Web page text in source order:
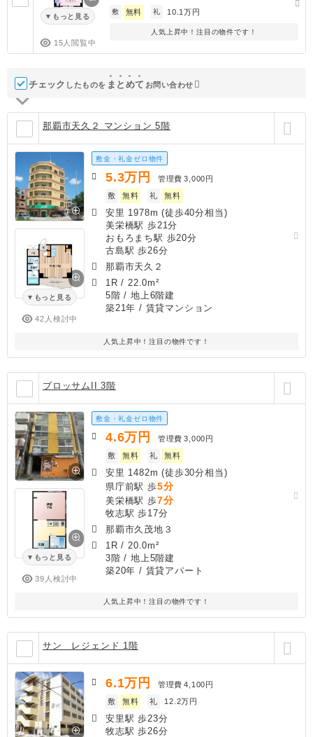
もっと見る
15人閲覧中
敷 無料 礼 10.1万円
人気上昇中！注目の物件です！
チェック したものを ま と めて お問い合わせ
那覇市天久２ マンション 5階
もっと見る
42人検討中
敷金・礼金ゼロ物件
5.3万円 管理費 3,000円
敷
無料 礼 無料
安里 1978m (徒歩40分相当)
美栄橋駅 歩21分
おもろまち駅 歩20分
古島駅 歩26分
那覇市天久２
1R / 22.0m²
5階 / 地上6階建
築21年 / 賃貸マンション
人気上昇中！注目の物件です！
ブロッサムII 3階
もっと見る
39人検討中
敷金・礼金ゼロ物件
4.6万円 管理費 3,000円
敷
無料 礼 無料
安里 1482m (徒歩30分相当)
県庁前駅 歩5分
美栄橋駅 歩7分
牧志駅 歩17分
那覇市久茂地３
1R / 20.0m²
3階 / 地上5階建
築20年 / 賃貸アパート
人気上昇中！注目の物件です！
サン レジェンド 1階
6.1万円 管理費 4,100円
敷
無料 礼 12.2万円
安里駅 歩23分
牧志駅 歩26分